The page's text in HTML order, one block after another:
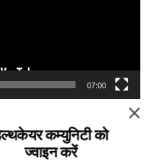
07:00
कम्युनिटी को
ज्वाइन करें